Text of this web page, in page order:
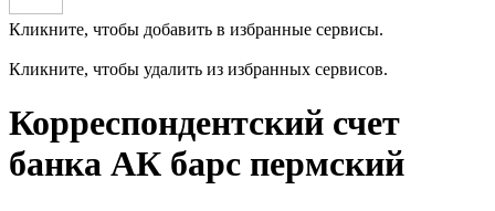
Кликните, чтобы добавить в избранные сервисы.
Кликните, чтобы удалить из избранных сервисов.
Корреспондентский счет
банка АК барс пермский